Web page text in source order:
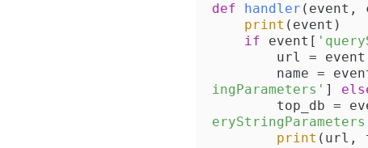
def handler ( event,
print (event)
if event[
url =
name =
ingParameters' ]
top_db =
print (url,